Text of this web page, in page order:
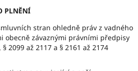
PLNĚNÍ
stran ohledně práv z vadného
obecně závaznými právními předpisy
2099 až 2117 a § 2161 až 2174